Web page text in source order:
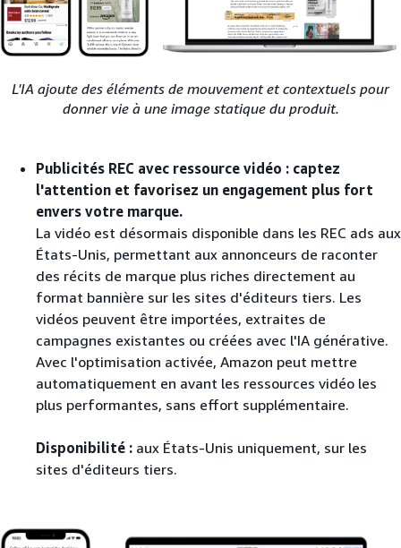
L'IA ajoute des éléments de mouvement et contextuels pour
donner vie à une image statique du produit.
Publicités REC avec ressource vidéo : captez
l'attention et favorisez un engagement plus fort
envers votre marque.
La vidéo est désormais disponible dans les REC ads aux
États-Unis, permettant aux annonceurs de raconter
des récits de marque plus riches directement au
format bannière sur les sites d'éditeurs tiers. Les
vidéos peuvent être importées, extraites de
campagnes existantes ou créées avec l'IA générative.
Avec l'optimisation activée, Amazon peut mettre
automatiquement en avant les ressources vidéo les
plus performantes, sans effort supplémentaire.
Disponibilité : aux États-Unis uniquement, sur les
sites d'éditeurs tiers.